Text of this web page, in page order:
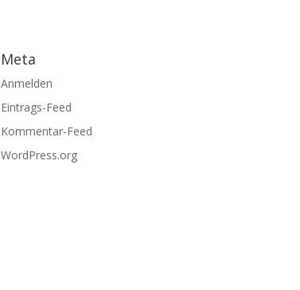
Meta
Anmelden
Eintrags-Feed
Kommentar-Feed
WordPress.org